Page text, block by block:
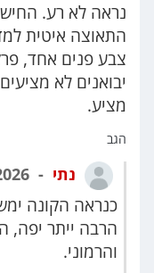
נראה לא רע.
התאוצה איטית
צבע פנים אחד,
יבואנים לא
מציע.
הגב
נתי
כנראה הקונה
הרבה ייתר יפה,
והרמוני.